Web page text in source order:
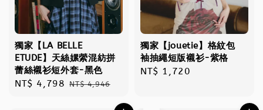
獨家【LA BELLE
ETUDE】天絲嫘縈混紡拼
蕾絲襯衫短外套-黑色
Sale
NT$ 4,798 Regular
NT$ 4,946
獨家【jouetie】格紋包
袖抽繩短版襯衫-紫格
Regular
NT$ 1,720